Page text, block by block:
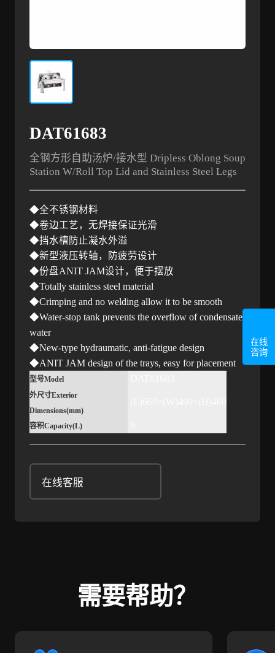
DAT61683
全钢方形自助汤炉/接水型 Dripless Oblong Soup
Station W/Roll Top Lid and Stainless Steel Legs
◆全不锈钢材料
◆卷边工艺，无焊接保证光滑
◆挡水槽防止凝水外溢
◆新型液压转轴，防疲劳设计
◆份盘ANIT JAM设计，便于摆放
◆Totally stainless steel material
◆Crimping and no welding allow it to be smooth
◆Water-stop tank prevents the overflow of condensate
water
◆New-type hydraumatic, anti-fatigue design
◆ANIT JAM design of the trays, easy for placement
型号Model
外尺寸Exterior
Dimensions(mm)
容积Capacity(L)
在线客服
需要帮助？
在线
咨询